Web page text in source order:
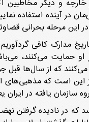
خارجه و دیگر
در آینده استفاده
این مرحله بحرانی
تاریخ مدارک کافی
او حمایت می‌کنند،
می‌کنند که از سال‌ها
این است که مذهبی‌های
سازمان یافته در ایران
که در نادیده گرفتن